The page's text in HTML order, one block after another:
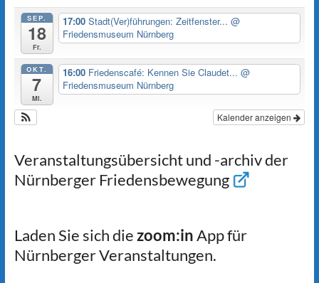
SEP.
18
Fr.
17:00Stadt(Ver)führungen: Zeitfenster...@
Friedensmuseum Nürnberg
OKT.
7
Mi.
16:00 Friedenscafé: Kennen Sie Claudet...@
Friedensmuseum Nürnberg
Kalender anzeigen
Veranstaltungsübersicht und -archiv der
Nürnberger Friedensbewegung
Laden Sie sich diezoom:inApp für
Nürnberger Veranstaltungen.